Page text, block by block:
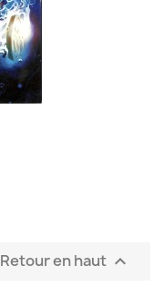
Retour en haut 